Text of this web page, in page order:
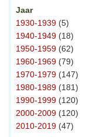
Jaar
1930-1939 (5)
1940-1949 (18)
1950-1959 (62)
1960-1969 (79)
1970-1979 (147)
1980-1989 (181)
1990-1999 (120)
2000-2009 (120)
2010-2019 (47)